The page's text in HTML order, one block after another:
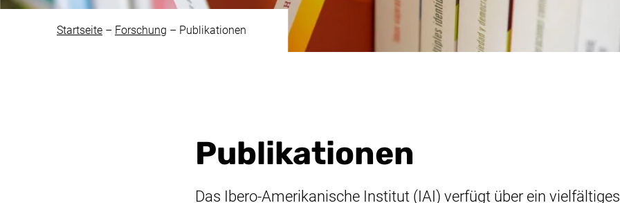
Startseite – Forschung – Publikationen
Publikationen
Das Ibero-Amerikanische Institut (IAI) verfügt über ein vielfältiges